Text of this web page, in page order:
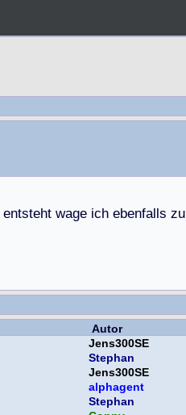
entsteht wage ich ebenfalls zu
Autor
Jens300SE
Stephan
Jens300SE
alphagent
Stephan